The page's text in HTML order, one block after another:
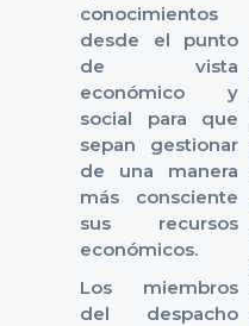
conocimientos
desde el punto
de vista
económico y
social para que
sepan gestionar
de una manera
más consciente
sus recursos
económicos.
Los miembros
del despacho